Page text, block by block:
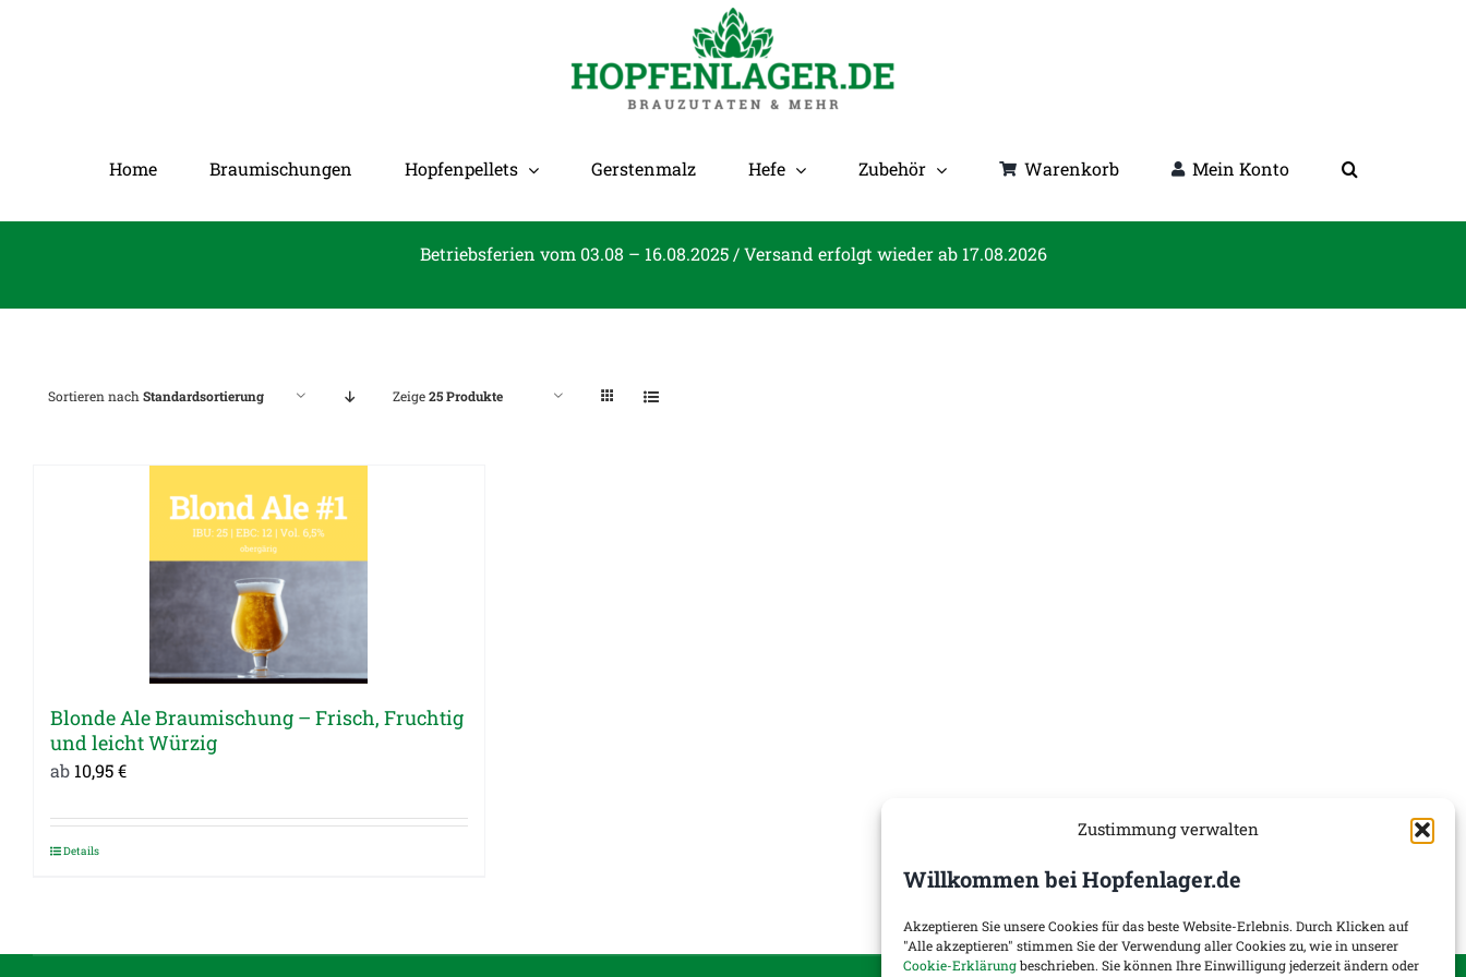
Zustimmung verwalten
Willkommen bei Hopfenlager.de
Akzeptieren Sie unsere Cookies für das beste Website-Erlebnis. Durch Klicken auf
"Alle akzeptieren" stimmen Sie der Verwendung aller Cookies zu, wie in unserer
Cookie-Erklärungbeschrieben. Sie können Ihre Einwilligung jederzeit ändern oder
Home Braumischungen Hopfenpellets Gerstenmalz Hefe Zubehör Warenkorb Mein Konto
Betriebsferien vom 03.08 – 16.08.2025 / Versand erfolgt wieder ab 17.08.2026
Sortieren nach Standardsortierung Zeige25 Produkte
Blonde Ale Braumischung – Frisch, Fruchtig
und leicht Würzig
ab 10,95€
Dieses
Details